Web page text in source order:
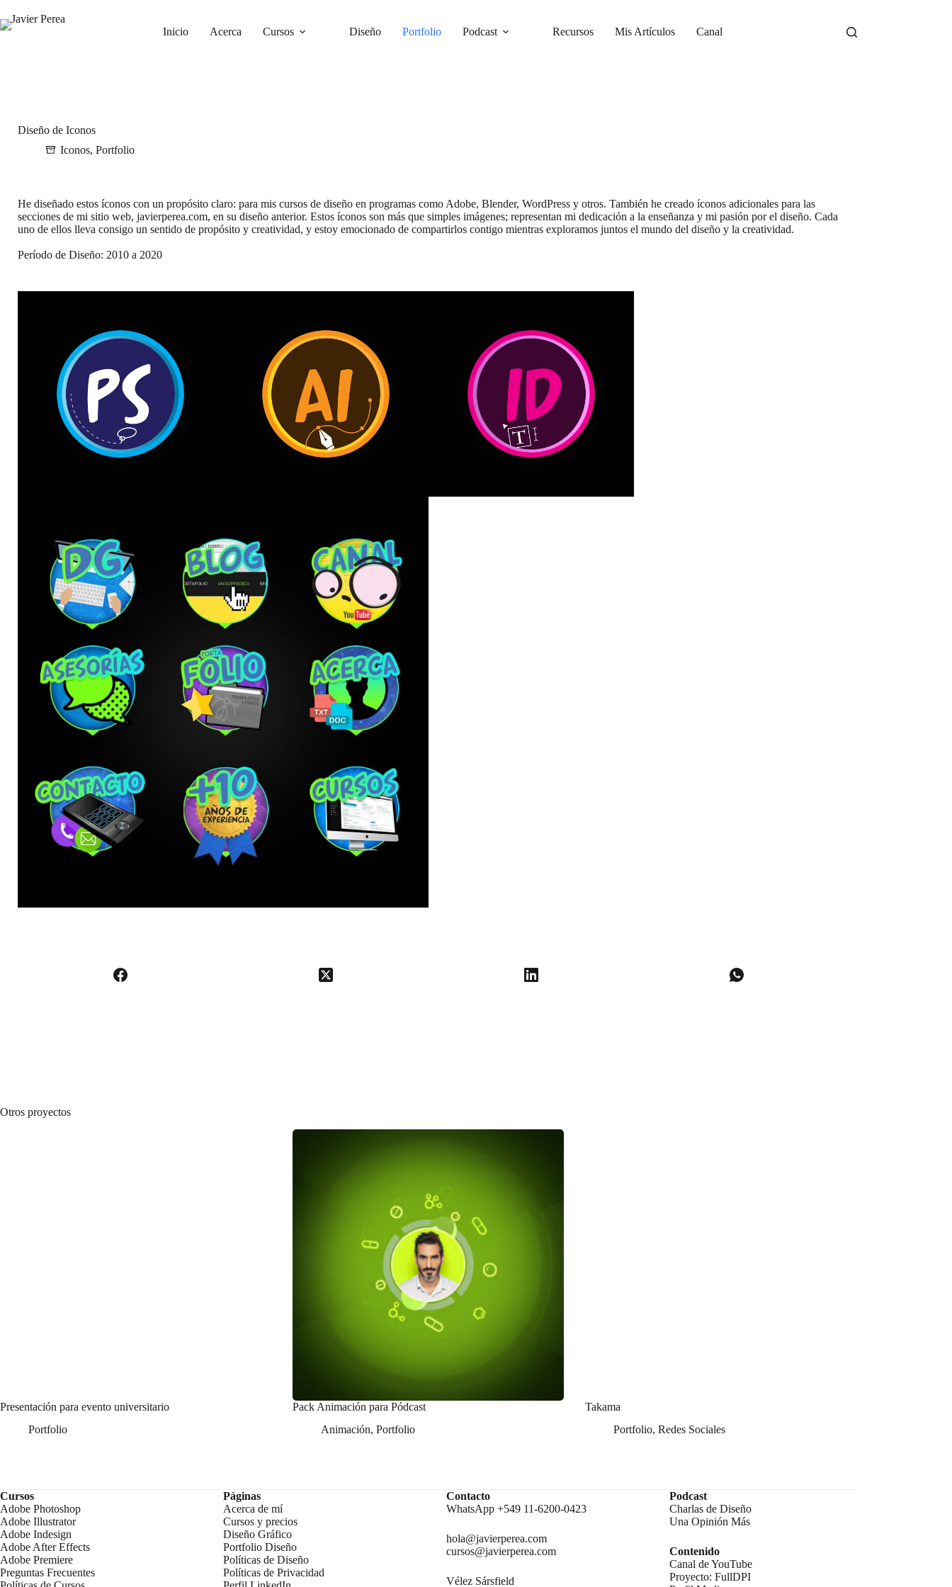
al
contenido
Inicio Acerca Cursos Diseño Portfolio Podcast Recursos Mis Artículos Canal
Diseño de Iconos
Iconos, Portfolio
He diseñado estos íconos con un propósito claro: para mis cursos de diseño en programas como Adobe, Blender, WordPress y otros. También he creado íconos adicionales para las
secciones de mi sitio web, javierperea.com, en su diseño anterior. Estos íconos son más que simples imágenes; representan mi dedicación a la enseñanza y mi pasión por el diseño. Cada
uno de ellos lleva consigo un sentido de propósito y creatividad, y estoy emocionado de compartirlos contigo mientras exploramos juntos el mundo del diseño y la creatividad.
Período de Diseño: 2010 a 2020
Otros proyectos
Presentación para evento universitario
Portfolio
Pack Animación para Pódcast
Animación,Portfolio
Takama
Portfolio,Redes Sociales
Cursos
Adobe Photoshop
Adobe Illustrator
Adobe Indesign
Adobe After Effects
Adobe Premiere
Preguntas Frecuentes
Páginas
Acerca de mí
Cursos y precios
Diseño Gráfico
Portfolio Diseño
Políticas de Diseño
Políticas de Privacidad
Contacto
WhatsApp +549 11-6200-0423
hola@javierperea.com
cursos@javierperea.com
Vélez Sársfield
Podcast
Charlas de Diseño
Una Opinión Más
Contenido
Canal de YouTube
Proyecto: FullDPI